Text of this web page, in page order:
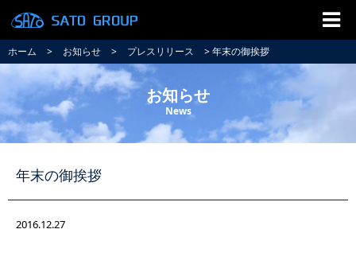
ホーム > お知らせ > プレスリリース > 年末の御挨拶
お知らせ
News
年末の御挨拶
2016.12.27